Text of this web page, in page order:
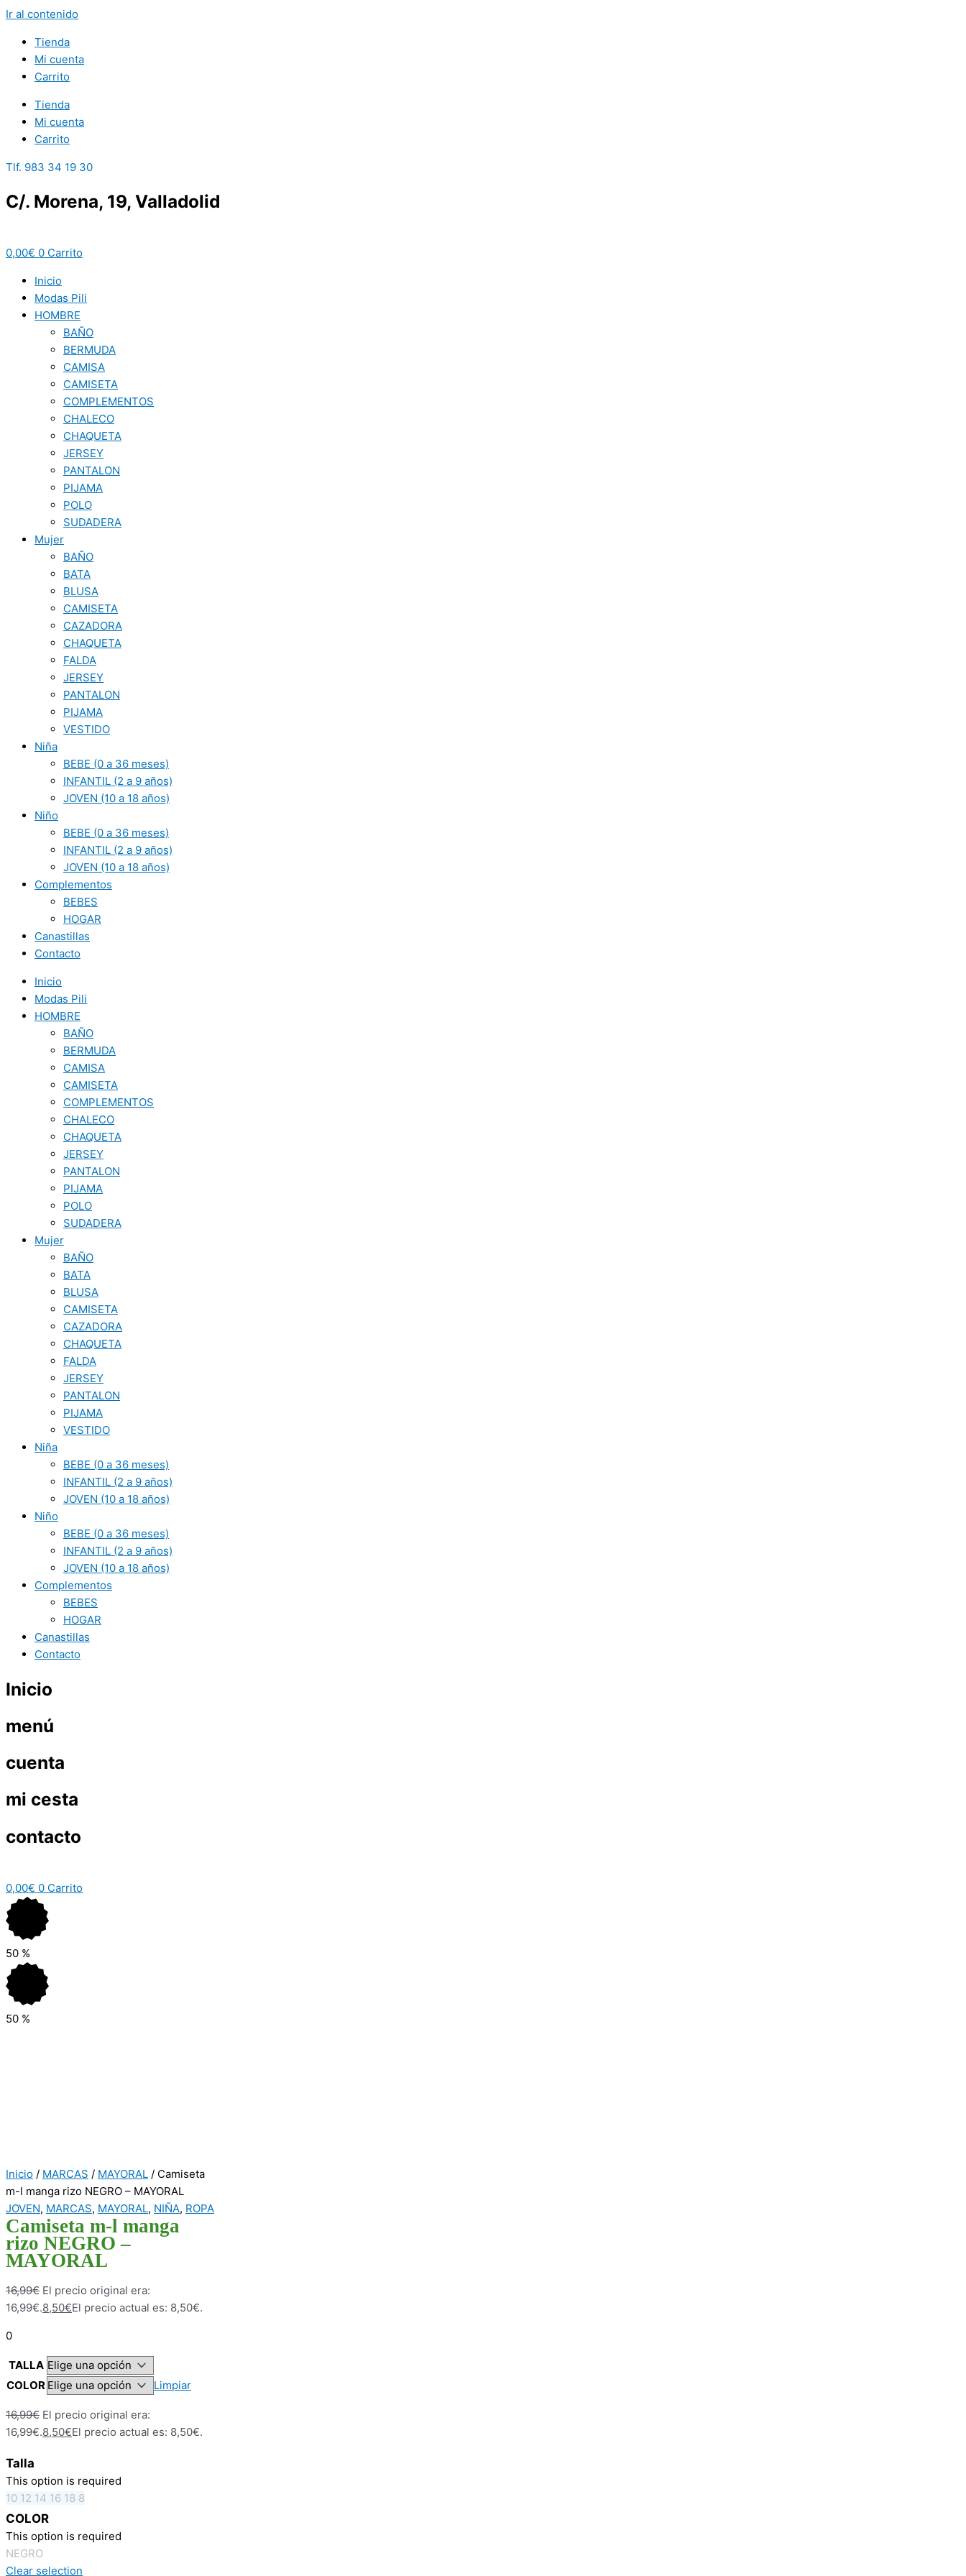
Ir al contenido
Tienda
Mi cuenta
Carrito
Tienda
Mi cuenta
Carrito
Tlf. 983 34 19 30
C/. Morena, 19, Valladolid
0,00€ 0 Carrito
Inicio
Modas Pili
HOMBRE
BAÑO
BERMUDA
CAMISA
CAMISETA
COMPLEMENTOS
CHALECO
CHAQUETA
JERSEY
PANTALON
PIJAMA
POLO
SUDADERA
Mujer
BAÑO
BATA
BLUSA
CAMISETA
CAZADORA
CHAQUETA
FALDA
JERSEY
PANTALON
PIJAMA
VESTIDO
Niña
BEBE (0 a 36 meses)
INFANTIL (2 a 9 años)
JOVEN (10 a 18 años)
Niño
BEBE (0 a 36 meses)
INFANTIL (2 a 9 años)
JOVEN (10 a 18 años)
Complementos
BEBES
HOGAR
Canastillas
Contacto
Inicio
Modas Pili
HOMBRE
BAÑO
BERMUDA
CAMISA
CAMISETA
COMPLEMENTOS
CHALECO
CHAQUETA
JERSEY
PANTALON
PIJAMA
POLO
SUDADERA
Mujer
BAÑO
BATA
BLUSA
CAMISETA
CAZADORA
CHAQUETA
FALDA
JERSEY
PANTALON
PIJAMA
VESTIDO
Niña
BEBE (0 a 36 meses)
INFANTIL (2 a 9 años)
JOVEN (10 a 18 años)
Niño
BEBE (0 a 36 meses)
INFANTIL (2 a 9 años)
JOVEN (10 a 18 años)
Complementos
BEBES
HOGAR
Canastillas
Contacto
Inicio
menú
cuenta
mi cesta
contacto
0,00€ 0 Carrito
50 %
50 %
Inicio / MARCAS / MAYORAL / Camiseta
m-l manga rizo NEGRO – MAYORAL
JOVEN, MARCAS, MAYORAL, NIÑA, ROPA
Camiseta m-l manga
rizo NEGRO –
MAYORAL
16,99€ El precio original era:
16,99€.8,50€El precio actual es: 8,50€.
0
TALLA
COLOR
Limpiar
16,99€ El precio original era:
16,99€.8,50€El precio actual es: 8,50€.
Talla
This option is required
10 12 14 16 18 8
COLOR
This option is required
NEGRO
Clear selection